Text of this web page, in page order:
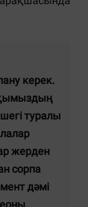
керек.
туралы
жерден
сорпа
дәмі